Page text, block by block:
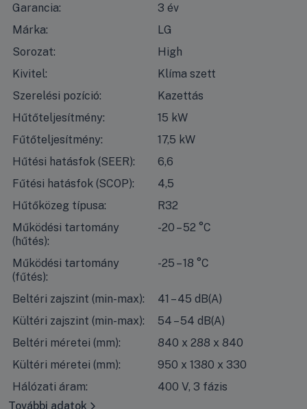
Garancia:
3 év
Márka:
LG
Sorozat:
High
Kivitel:
Klíma szett
Szerelési pozíció:
Kazettás
Hűtőteljesítmény:
15 kW
Fűtőteljesítmény:
17,5 kW
Hűtési hatásfok (SEER):
6,6
Fűtési hatásfok (SCOP):
4,5
Hűtőközeg típusa:
R32
Működési tartomány
(hűtés):
-20 – 52 °C
Működési tartomány
(fűtés):
-25 – 18 °C
Beltéri zajszint (min-max):
41 – 45 dB(A)
Kültéri zajszint (min-max):
54 – 54 dB(A)
Beltéri méretei (mm):
840 x 288 x 840
Kültéri méretei (mm):
950 x 1380 x 330
Hálózati áram:
400 V, 3 fázis
További adatok